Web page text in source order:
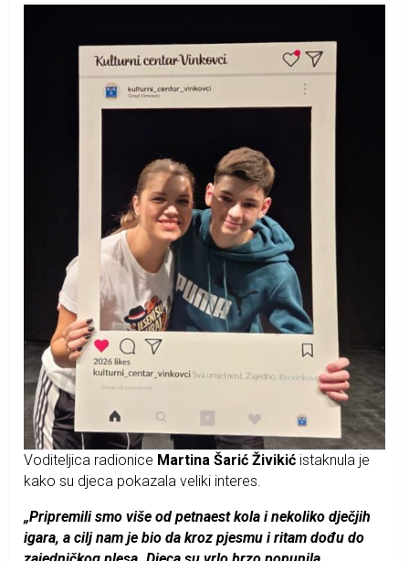
Voditeljica radionice Martina Šarić Živikić istaknula je
kako su djeca pokazala veliki interes.
„Pripremili smo više od petnaest kola i nekoliko dječjih
igara, a cilj nam je bio da kroz pjesmu i ritam dođu do